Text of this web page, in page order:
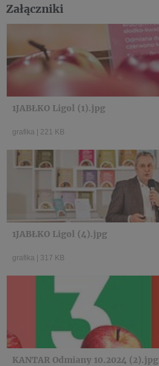
Załączniki
1JABŁKO Ligol (1).jpg
grafika 221 KB
1JABŁKO Ligol (4).jpg
grafika 317 KB
KANTAR Odmiany 10.2024 (2).jpg